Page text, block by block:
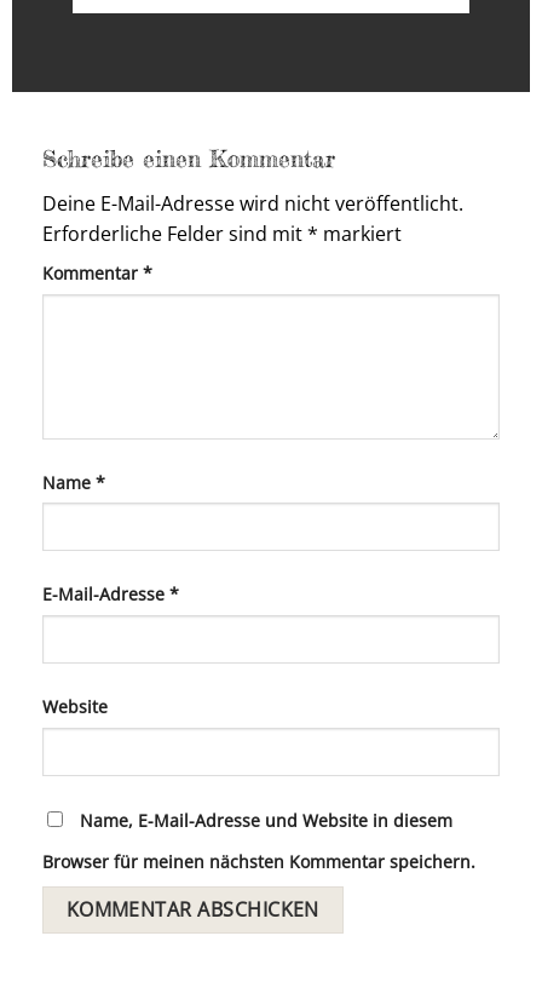
Schreibe einen Kommentar
Deine E-Mail-Adresse wird nicht veröffentlicht.
Erforderliche Felder sind mit* markiert
Kommentar *
Name *
E-Mail-Adresse *
Website
Name, E-Mail-Adresse und Website in diesem
Browser für meinen nächsten Kommentar speichern.